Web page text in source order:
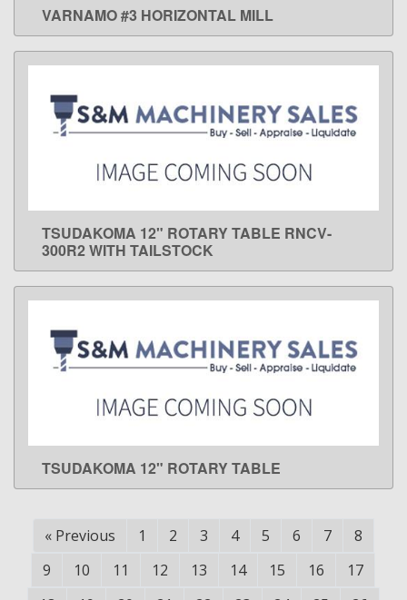
LEARN MORE
VARNAMO #3 HORIZONTAL MILL
LEARN MORE
TSUDAKOMA 12" ROTARY TABLE RNCV-
300R2 WITH TAILSTOCK
LEARN MORE
TSUDAKOMA 12" ROTARY TABLE
« Previous 1 2 3 4 5 6 7
8
9
10 11 12 13 14 15 16
17